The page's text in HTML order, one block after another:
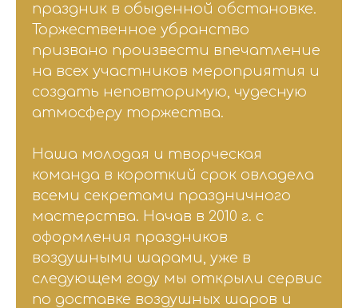
праздник в обыденной обстановке.
Торжественное убранство
призвано произвести впечатление
на всех участников мероприятия и
создать неповторимую, чудесную
атмосферу торжества.
Наша молодая и творческая
команда в короткий срок овладела
всеми секретами праздничного
мастерства. Начав в 2010 г. с
оформления праздников
воздушными шарами, уже в
следующем году мы открыли сервис
по доставке воздушных шаров и